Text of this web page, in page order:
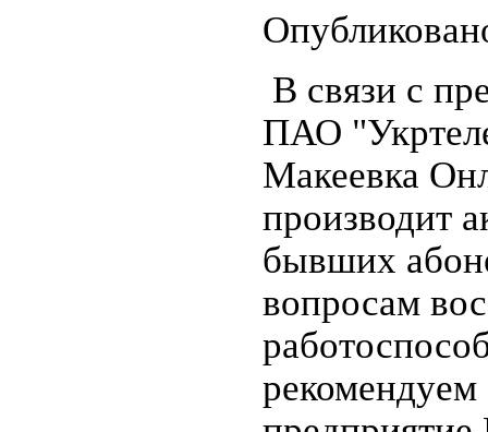
В связи с
ПАО
Макеевка
производит
бывших
вопросам
рекомендуем